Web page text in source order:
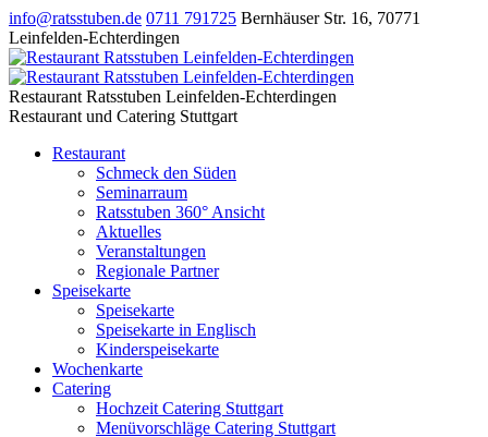
info@ratsstuben.de 0711 791725 Bernhäuser Str. 16, 70771
Leinfelden-Echterdingen
Restaurant Ratsstuben Leinfelden-Echterdingen
Restaurant und Catering Stuttgart
Restaurant
Schmeck den Süden
Seminarraum
Ratsstuben 360° Ansicht
Aktuelles
Veranstaltungen
Regionale Partner
Speisekarte
Speisekarte
Speisekarte in Englisch
Kinderspeisekarte
Wochenkarte
Catering
Hochzeit Catering Stuttgart
Menüvorschläge Catering Stuttgart